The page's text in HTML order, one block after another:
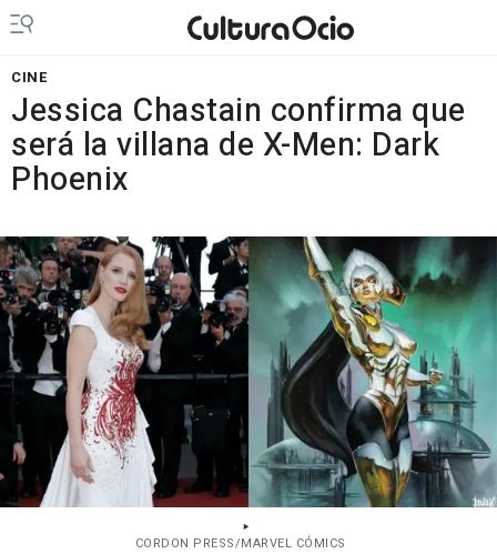
CINE
Jessica Chastain confirma que
será la villana de X-Men: Dark
Phoenix
CORDON PRESS/MARVEL CÓMICS